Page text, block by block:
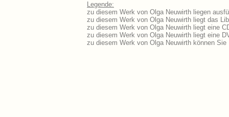
Legende:
zu diesem Werk von Olga Neuwirth liegen
zu diesem Werk von Olga Neuwirth liegt das
zu diesem Werk von Olga Neuwirth liegt eine
zu diesem Werk von Olga Neuwirth liegt eine
zu diesem Werk von Olga Neuwirth können Sie